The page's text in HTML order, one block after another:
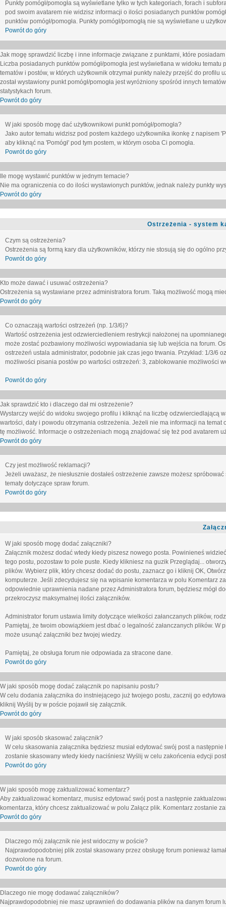
Punkty pomógł/pomogła są wyświetlane tylko w tych kategoriach, forach i
pod swoim avatarem nie widzisz informacji o ilości posiadanych punktów
punktów pomógł/pomogła. Punkty pomógł/pomogłą nie są wyświetlane u
Powrót do góry
Jak mogę sprawdzić liczbę i inne informacje związane z punktami, które
Liczba posiadanych punktów pomógł/pomogła jest wyświetlana w widoku
tematów i postów, w których użytkownik otrzymał punkty należy przejść do
został wystawiony punkt pomógł/pomogła jest wyróżniony spośród innych
statystykach forum.
Powrót do góry
W jaki sposób mogę dać użytkownikowi punkt pomógł/pomogła?
Jako autor tematu widzisz pod postem każdego użytkownika ikonkę z napisem
aby kliknąć na 'Pomógł' pod tym postem, w którym osoba Ci pomogła.
Powrót do góry
Ile mogę wystawić punktów w jednym temacie?
Nie ma ograniczenia co do ilości wystawionych punktów, jednak należy punkty
Powrót do góry
Ostrzeżenia - system
Czym są ostrzeżenia?
Ostrzeżenia są formą kary dla użytkowników, którzy nie stosują się do ogólno
Powrót do góry
Kto może dawać i usuwać ostrzeżenia?
Ostrzeżenia są wystawiane przez administratora forum. Taką możliwość mogą
Powrót do góry
Co oznaczają wartości ostrzeżeń (np. 1/3/6)?
Wartość ostrzeżenia jest odzwierciedleniem restrykcji nałożonej na
może zostać pozbawiony możliwości wypowiadania się lub wejścia na forum.
ostrzeżeń ustala administrator, podobnie jak czas jego trwania. Przykład: 1/3/6
możliwości pisania postów po wartości ostrzeżeń: 3, zablokowanie możliwości
Powrót do góry
Jak sprawdzić kto i dlaczego dał mi ostrzeżenie?
Wystarczy wejść do widoku swojego profilu i kliknąć na liczbę odzwierciedlającą
wartości, daty i powodu otrzymania ostrzeżenia. Jeżeli nie ma informacji na temat
tę możliwość. Informacje o ostrzeżeniach mogą znajdować się też pod avatarem
Powrót do góry
Czy jest możliwość reklamacji?
Jeżeli uważasz, że niesłusznie dostałeś ostrzeżenie zawsze możesz
tematy dotyczące spraw forum.
Powrót do góry
W jaki sposób mogę dodać załączniki?
Załącznik możesz dodać wtedy kiedy piszesz nowego posta. Powinieneś
tego postu, pozostaw to pole puste. Kiedy klikniesz na guzik Przeglądaj...
plików. Wybierz plik, który chcesz dodać do postu, zaznacz go i kliknij OK,
komputerze. Jeśli zdecydujesz się na wpisanie komentarza w polu Komentarz
odpowiednie uprawnienia nadane przez Administratora forum, będziesz mógł
przekroczysz maksymalnej ilości załączników.
Administrator forum ustawia limity dotyczące wielkości załanczanych plików,
Pamiętaj, że twoim obowiązkiem jest dbać o legalność załanczanych plików.
może usunąć załączniki bez twojej wiedzy.
Pamiętaj, że obsługa forum nie odpowiada za stracone dane.
Powrót do góry
W jaki sposób mogę dodać załącznik po napisaniu postu?
W celu dodania załącznika do instniejącego już twojego postu, zacznij go
kliknij Wyślij by w poście pojawił się załącznik.
Powrót do góry
W jaki sposób skasować załącznik?
W celu skasowania załącznika będziesz musiał edytować swój post a
zostanie skasowany wtedy kiedy naciśniesz Wyślij w celu zakońcenia edycji
Powrót do góry
W jaki sposób mogę zaktualizować komentarz?
Aby zaktualizować komentarz, musisz edytować swój post a następnie
komentarza, który chcesz zaktualizować w polu Załącz plik. Komentarz zostanie
Powrót do góry
Dlaczego mój załącznik nie jest widoczny w poście?
Najprawdopodobniej plik został skasowany przez obsługę forum ponieważ
dozwolone na forum.
Powrót do góry
Dlaczego nie mogę dodawać załączników?
Najprawdopodobniej nie masz uprawnień do dodawania plików na danym forum